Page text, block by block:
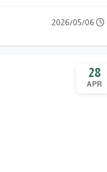
2026/05/06
28
APR